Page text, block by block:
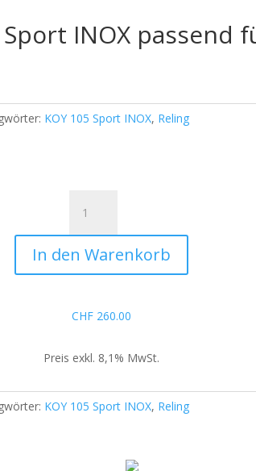
INOX passend
KOY 105 Sport INOX, Reling
aus
Edelstahl
KOY
105
INOX
PICK-
SOT
In den Warenkorb
CHF 260.00
Preis exkl. 8,1% MwSt.
KOY 105 Sport INOX, Reling